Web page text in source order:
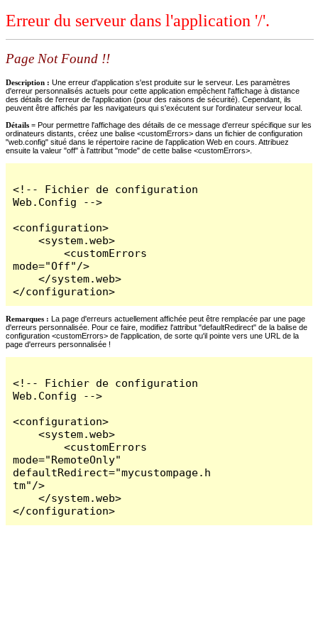
Erreur du serveur dans l'application '/'.
Page Not Found !!
Description : Une erreur d'application s'est produite sur le serveur. Les paramètres
d'erreur personnalisés actuels pour cette application empêchent l'affichage à distance
des détails de l'erreur de l'application (pour des raisons de sécurité). Cependant, ils
peuvent être affichés par les navigateurs qui s'exécutent sur l'ordinateur serveur local.
Détails = Pour permettre l'affichage des détails de ce message d'erreur spécifique sur les
ordinateurs distants, créez une balise <customErrors> dans un fichier de configuration
"web.config" situé dans le répertoire racine de l'application Web en cours. Attribuez
ensuite la valeur "off" à l'attribut "mode" de cette balise <customErrors>.
<!-- Fichier de configuration
Web.Config -->
<configuration>
    <system.web>
        <customErrors
mode="Off"/>
    </system.web>
</configuration>
Remarques : La page d'erreurs actuellement affichée peut être remplacée par une page
d'erreurs personnalisée. Pour ce faire, modifiez l'attribut "defaultRedirect" de la balise de
configuration <customErrors> de l'application, de sorte qu'il pointe vers une URL de la
page d'erreurs personnalisée !
<!-- Fichier de configuration
Web.Config -->
<configuration>
    <system.web>
        <customErrors
mode="RemoteOnly"
defaultRedirect="mycustompage.h
tm"/>
    </system.web>
</configuration>